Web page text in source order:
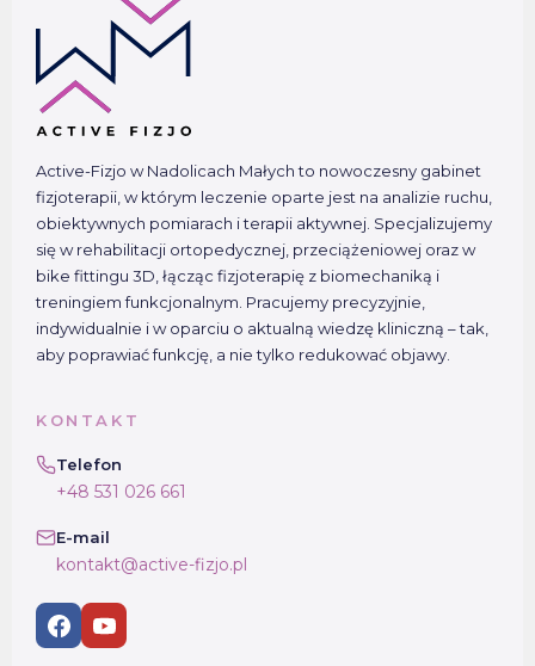
Active-Fizjo w Nadolicach Małych to nowoczesny gabinet
fizjoterapii, w którym leczenie oparte jest na analizie ruchu,
obiektywnych pomiarach i terapii aktywnej. Specjalizujemy
się w rehabilitacji ortopedycznej, przeciążeniowej oraz w
bike fittingu 3D, łącząc fizjoterapię z biomechaniką i
treningiem funkcjonalnym. Pracujemy precyzyjnie,
indywidualnie i w oparciu o aktualną wiedzę kliniczną – tak,
aby poprawiać funkcję, a nie tylko redukować objawy.
KONTAKT
Telefon
+48 531 026 661
E-mail
kontakt@active-fizjo.pl